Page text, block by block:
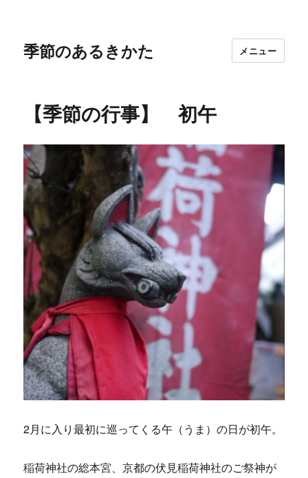
季節のあるきかた メニュー
【季節の行事】 初午
2月に入り最初に巡ってくる午（うま）の日が初午。
稲荷神社の総本宮、京都の伏見稲荷神社のご祭神が